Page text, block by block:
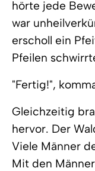
hörte jede
war
erscholl ein
Pfeilen
"Fertig!",
Gleichzeitig
hervor. Der
Viele Männer
Mit den